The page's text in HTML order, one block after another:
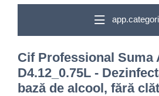
Cif Professional Suma
D4.12_0.75L -
bază de alcool, fără